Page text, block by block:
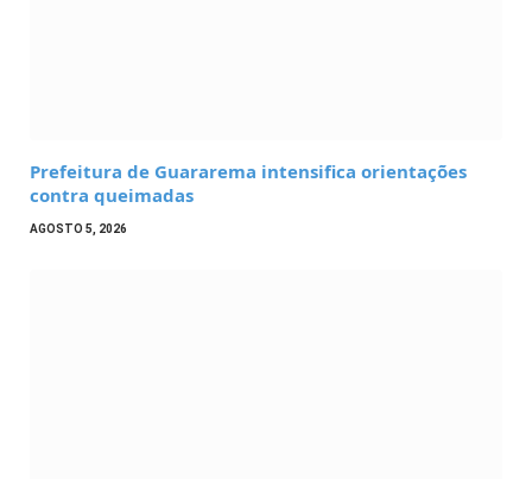
Prefeitura de Guararema intensifica orientações
contra queimadas
AGOSTO 5, 2026